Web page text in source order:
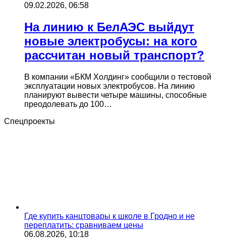
09.02.2026, 06:58
На линию к БелАЭС выйдут
новые электробусы: на кого
рассчитан новый транспорт?
В компании «БКМ Холдинг» сообщили о тестовой
эксплуатации новых электробусов. На линию
планируют вывести четыре машины, способные
преодолевать до 100…
Спецпроекты
Где купить канцтовары к школе в Гродно и не
переплатить: сравниваем цены
06.08.2026, 10:18